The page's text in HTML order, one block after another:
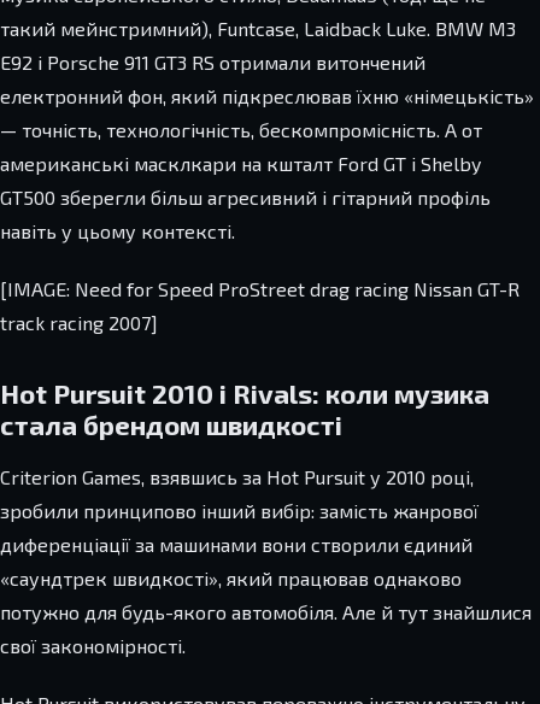
такий мейнстримний), Funtcase, Laidback Luke. BMW M3
E92 і Porsche 911 GT3 RS отримали витончений
електронний фон, який підкреслював їхню «німецькість»
— точність, технологічність, бескомпромісність. А от
американські масклкари на кшталт Ford GT і Shelby
GT500 зберегли більш агресивний і гітарний профіль
навіть у цьому контексті.
[IMAGE: Need for Speed ProStreet drag racing Nissan GT-R
track racing 2007]
Hot Pursuit 2010 і Rivals: коли музика
стала брендом швидкості
Criterion Games, взявшись за Hot Pursuit у 2010 році,
зробили принципово інший вибір: замість жанрової
диференціації за машинами вони створили єдиний
«саундтрек швидкості», який працював однаково
потужно для будь-якого автомобіля. Але й тут знайшлися
свої закономірності.